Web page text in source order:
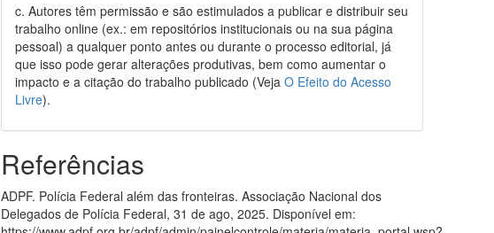
c. Autores têm permissão e são estimulados a publicar e distribuir seu
trabalho online (ex.: em repositórios institucionais ou na sua página
pessoal) a qualquer ponto antes ou durante o processo editorial, já
que isso pode gerar alterações produtivas, bem como aumentar o
impacto e a citação do trabalho publicado (VejaO Efeito do Acesso
Livre).
Referências
ADPF. Polícia Federal além das fronteiras. Associação Nacional dos
Delegados de Polícia Federal, 31 de ago, 2025. Disponível em: